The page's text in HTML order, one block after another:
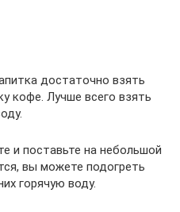
достаточно взять
кофе. Лучше всего взять
и поставьте на небольшой
вы можете подогреть
горячую воду.